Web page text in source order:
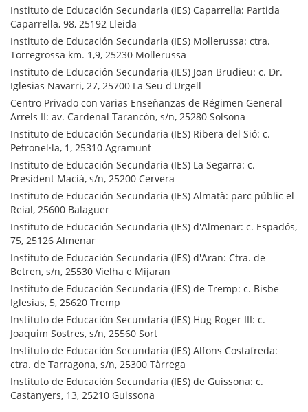
Instituto de Educación Secundaria (IES) Caparrella: Partida
Caparrella, 98, 25192 Lleida
Instituto de Educación Secundaria (IES) Mollerussa: ctra.
Torregrossa km. 1,9, 25230 Mollerussa
Instituto de Educación Secundaria (IES) Joan Brudieu: c. Dr.
Iglesias Navarri, 27, 25700 La Seu d'Urgell
Centro Privado con varias Enseñanzas de Régimen General
Arrels II: av. Cardenal Tarancón, s/n, 25280 Solsona
Instituto de Educación Secundaria (IES) Ribera del Sió: c.
Petronel·la, 1, 25310 Agramunt
Instituto de Educación Secundaria (IES) La Segarra: c.
President Macià, s/n, 25200 Cervera
Instituto de Educación Secundaria (IES) Almatà: parc públic el
Reial, 25600 Balaguer
Instituto de Educación Secundaria (IES) d'Almenar: c. Espadós,
75, 25126 Almenar
Instituto de Educación Secundaria (IES) d'Aran: Ctra. de
Betren, s/n, 25530 Vielha e Mijaran
Instituto de Educación Secundaria (IES) de Tremp: c. Bisbe
Iglesias, 5, 25620 Tremp
Instituto de Educación Secundaria (IES) Hug Roger III: c.
Joaquim Sostres, s/n, 25560 Sort
Instituto de Educación Secundaria (IES) Alfons Costafreda:
ctra. de Tarragona, s/n, 25300 Tàrrega
Instituto de Educación Secundaria (IES) de Guissona: c.
Castanyers, 13, 25210 Guissona